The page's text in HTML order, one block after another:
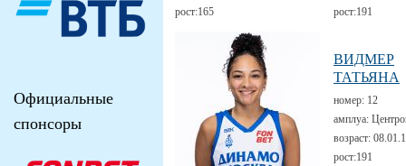
рост:165
рост:191
ВИДМЕР
ТАТЬЯНА
номер: 12
амплуа:
возраст:
рост:191
Официальные
спонсоры